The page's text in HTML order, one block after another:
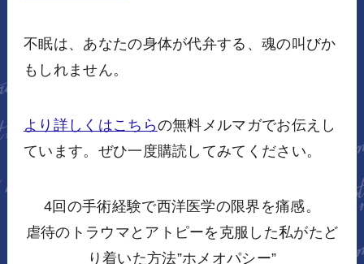
不眠は、あなたの身体が代弁する、魂の叫びか
もしれません。
より詳しくはこちらの無料メルマガでお伝えし
ています。ぜひ一度購読してみてください。
4回の手術経験で西洋医学の限界を痛感。
虐待のトラウマとアトピーを克服した私がたど
り着いた方法”ホメオパシー”